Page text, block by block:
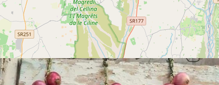
DESCRIPTION
NEAR